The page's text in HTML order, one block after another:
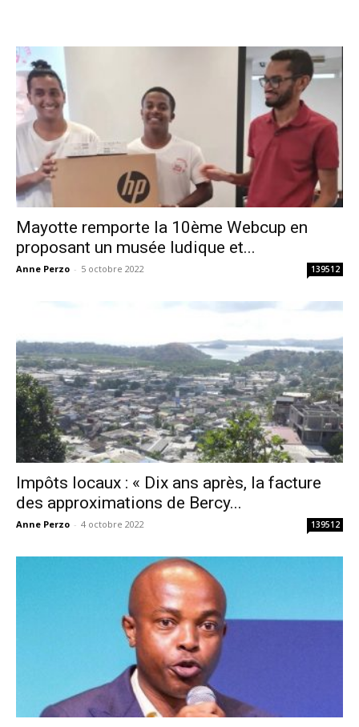
Mayotte remporte la 10ème Webcup en
proposant un musée ludique et...
Anne Perzo - 5 octobre 2022 139512
Impôts locaux : « Dix ans après, la facture
des approximations de Bercy...
Anne Perzo - 4 octobre 2022 139512